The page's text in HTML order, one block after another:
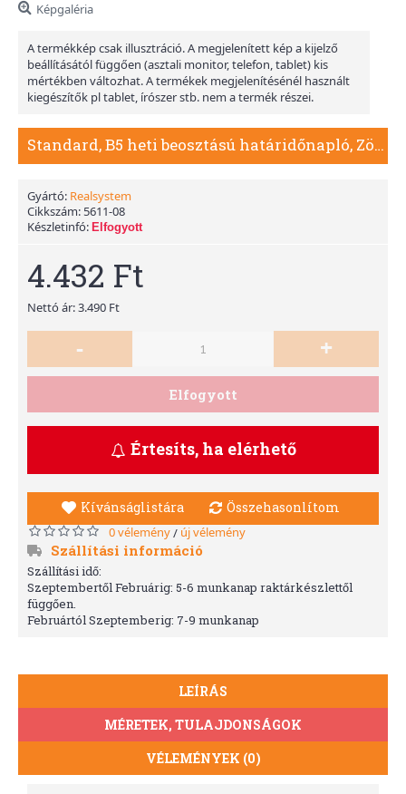
Képgaléria
A termékkép csak illusztráció. A megjelenített kép a kijelző
beállításától függően (asztali monitor, telefon, tablet) kis
mértékben változhat. A termékek megjelenítésénél használt
kiegészítők pl tablet, írószer stb. nem a termék részei.
Standard, B5 heti beosztású határidőnapló, Zöld
Gyártó: Realsystem
Cikkszám: 5611-08
Készletinfó: Elfogyott
4.432 Ft
Nettó ár: 3.490 Ft
- +
Elfogyott
Értesíts, ha elérhető
Kívánságlistára Összehasonlítom
0 vélemény/ új vélemény
Szállítási információ
Szállítási idő:
Szeptembertől Februárig: 5-6 munkanap raktárkészlettől
függően.
Februártól Szeptemberig: 7-9 munkanap
LEÍRÁS
MÉRETEK, TULAJDONSÁGOK
VÉLEMÉNYEK (0)